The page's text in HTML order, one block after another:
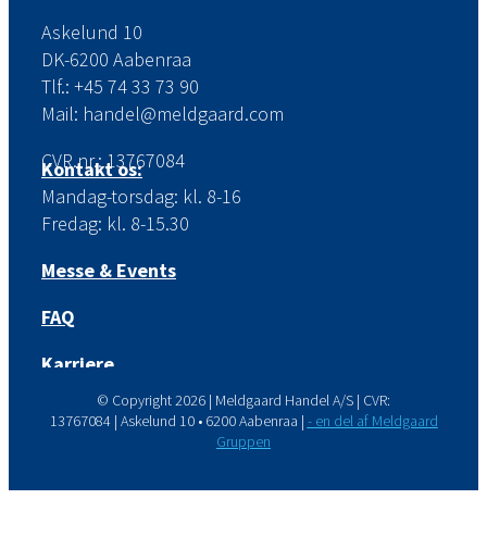
Askelund 10
DK-6200 Aabenraa
Tlf.: +45 74 33 73 90
Mail: handel@meldgaard.com
CVR.nr.: 13767084
Kontakt os:
Mandag-torsdag: kl. 8-16
Fredag: kl. 8-15.30
Messe & Events
FAQ
Karriere
© Copyright2026 | Meldgaard Handel A/S | CVR:
13767084 | Askelund 10 • 6200 Aabenraa | - en del af Meldgaard
Gruppen